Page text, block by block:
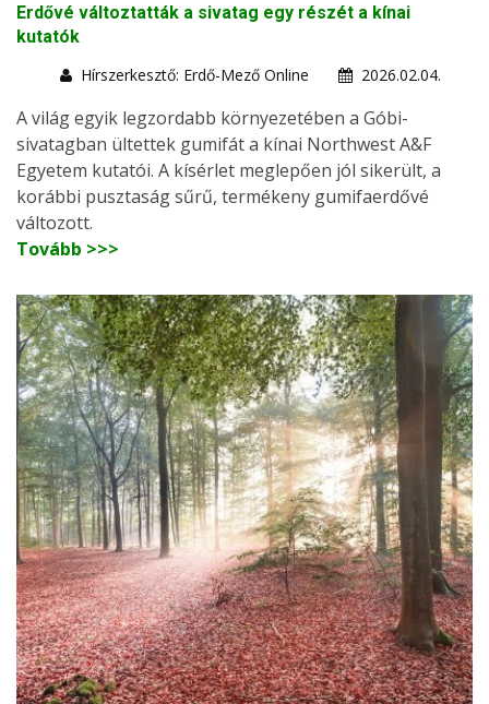
Erdővé változtatták a sivatag egy részét a kínai
kutatók
Hírszerkesztő: Erdő-Mező Online
2026.02.04.
A világ egyik legzordabb környezetében a Góbi-
sivatagban ültettek gumifát a kínai Northwest A&F
Egyetem kutatói. A kísérlet meglepően jól sikerült, a
korábbi pusztaság sűrű, termékeny gumifaerdővé
változott.
Tovább >>>